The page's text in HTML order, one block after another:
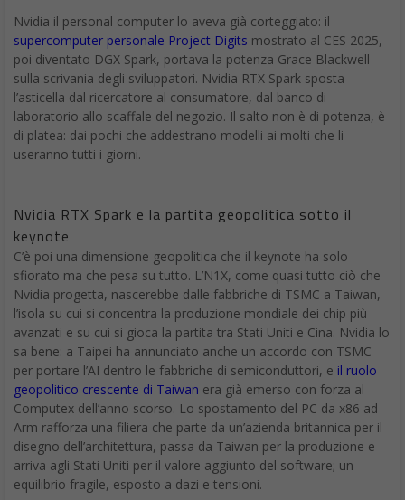
Nvidia il personal computer lo aveva già corteggiato: il
supercomputer personale Project Digits mostrato al CES 2025,
poi diventato DGX Spark, portava la potenza Grace Blackwell
sulla scrivania degli sviluppatori. Nvidia RTX Spark sposta
l’asticella dal ricercatore al consumatore, dal banco di
laboratorio allo scaffale del negozio. Il salto non è di potenza, è
di platea: dai pochi che addestrano modelli ai molti che li
useranno tutti i giorni.
Nvidia RTX Spark e la partita geopolitica sotto il
keynote
C’è poi una dimensione geopolitica che il keynote ha solo
sfiorato ma che pesa su tutto. L’N1X, come quasi tutto ciò che
Nvidia progetta, nascerebbe dalle fabbriche di TSMC a Taiwan,
l’isola su cui si concentra la produzione mondiale dei chip più
avanzati e su cui si gioca la partita tra Stati Uniti e Cina. Nvidia lo
sa bene: a Taipei ha annunciato anche un accordo con TSMC
per portare l’AI dentro le fabbriche di semiconduttori, e il ruolo
geopolitico crescente di Taiwan era già emerso con forza al
Computex dell’anno scorso. Lo spostamento del PC da x86 ad
Arm rafforza una filiera che parte da un’azienda britannica per il
disegno dell’architettura, passa da Taiwan per la produzione e
arriva agli Stati Uniti per il valore aggiunto del software; un
equilibrio fragile, esposto a dazi e tensioni.